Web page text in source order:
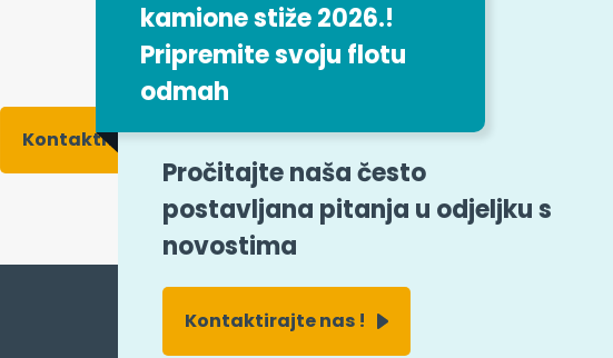
kamione stiže 2026.!
Pripremite svoju flotu
odmah
Pročitajte naša često
postavljana pitanja u odjeljku s
novostima
Kontaktirajte nas !
Kontaktni obrazac
Pratite nas